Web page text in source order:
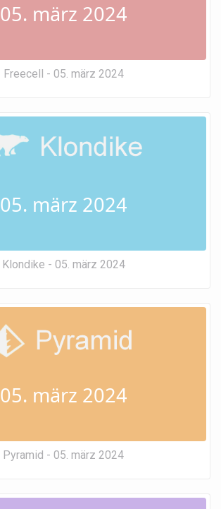
05. märz 2024
Freecell - 05. märz 2024
05. märz 2024
Klondike - 05. märz 2024
05. märz 2024
Pyramid - 05. märz 2024